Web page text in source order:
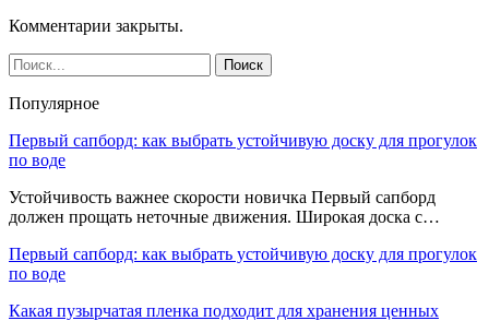
Комментарии закрыты.
Популярное
Первый сапборд: как выбрать устойчивую доску для прогулок
по воде
Устойчивость важнее скорости новичка Первый сапборд
должен прощать неточные движения. Широкая доска с…
Первый сапборд: как выбрать устойчивую доску для прогулок
по воде
Какая пузырчатая пленка подходит для хранения ценных